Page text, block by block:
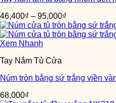
46,400₫ – 95,000₫
Xem Nhanh
Tay Nắm Tủ Cửa
Núm tròn bằng sứ trắng viền
68,000₫